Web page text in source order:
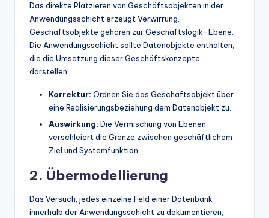
Das direkte Platzieren von Geschäftsobjekten in der
Anwendungsschicht erzeugt Verwirrung.
Geschäftsobjekte gehören zur Geschäftslogik-Ebene.
Die Anwendungsschicht sollte Datenobjekte enthalten,
die die Umsetzung dieser Geschäftskonzepte
darstellen.
Korrektur: Ordnen Sie das Geschäftsobjekt über
eine Realisierungsbeziehung dem Datenobjekt zu.
Auswirkung: Die Vermischung von Ebenen
verschleiert die Grenze zwischen geschäftlichem
Ziel und Systemfunktion.
2. Übermodellierung
Das Versuch, jedes einzelne Feld einer Datenbank
innerhalb der Anwendungsschicht zu dokumentieren,